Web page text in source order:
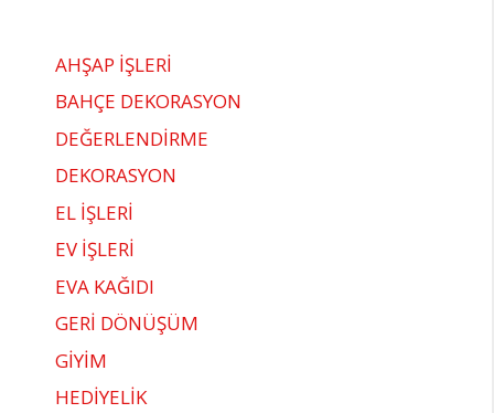
AHŞAP İŞLERİ
BAHÇE DEKORASYON
DEĞERLENDİRME
DEKORASYON
EL İŞLERİ
EV İŞLERİ
EVA KAĞIDI
GERİ DÖNÜŞÜM
GİYİM
HEDİYELİK